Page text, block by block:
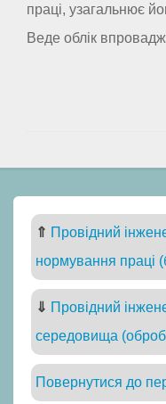
праці, узагальнює
Веде облік
⇑ Провідний
нормування праці
⇓ Провідний
середовища
Повернутися до